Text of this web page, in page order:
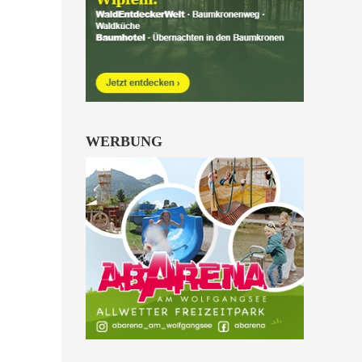
Kinder von 6 bis 10
Jahren.
WERBUNG